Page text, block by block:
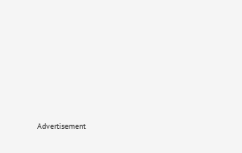
Advertisement